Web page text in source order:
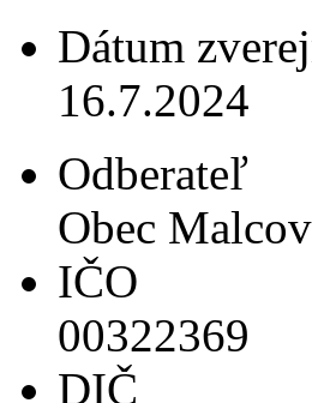
Dátum
16.7.2024
Odberateľ
Obec Malcov
IČO
00322369
DIČ